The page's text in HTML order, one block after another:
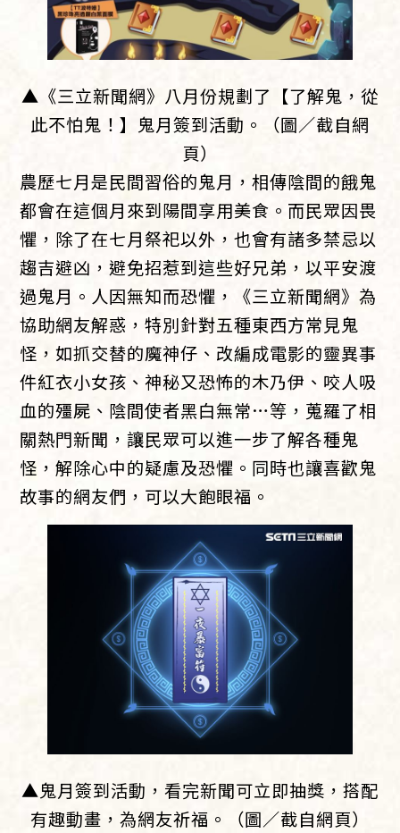
▲《三立新聞網》八月份規劃了【了解鬼，從
此不怕鬼！】鬼月簽到活動。（圖／截自網
頁）
農歷七月是民間習俗的鬼月，相傳陰間的餓鬼
都會在這個月來到陽間享用美食。而民眾因畏
懼，除了在七月祭祀以外，也會有諸多禁忌以
趨吉避凶，避免招惹到這些好兄弟，以平安渡
過鬼月。人因無知而恐懼，《三立新聞網》為
協助網友解惑，特別針對五種東西方常見鬼
怪，如抓交替的魔神仔、改編成電影的靈異事
件紅衣小女孩、神秘又恐怖的木乃伊、咬人吸
血的殭屍、陰間使者黑白無常…等，蒐羅了相
關熱門新聞，讓民眾可以進一步了解各種鬼
怪，解除心中的疑慮及恐懼。同時也讓喜歡鬼
故事的網友們，可以大飽眼福。
▲鬼月簽到活動，看完新聞可立即抽獎，搭配
有趣動畫，為網友祈福。（圖／截自網頁）